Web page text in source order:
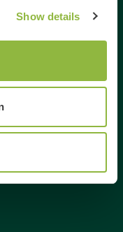
Show details